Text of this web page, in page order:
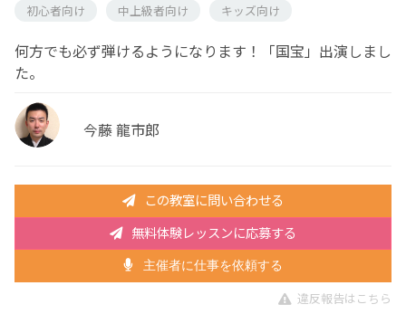
初心者向け
中上級者向け キッズ向け
何方でも必ず弾けるようになります！「国宝」出演しまし
た。
今藤 龍市郎
この教室に問い合わせる
無料体験レッスンに応募する
主催者に仕事を依頼する
違反報告はこちら